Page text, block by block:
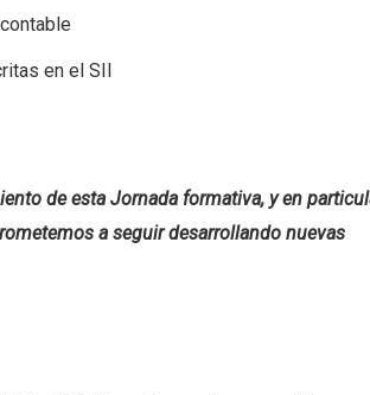
en el SII
de esta Jornada formativa, y en
a seguir desarrollando nuevas